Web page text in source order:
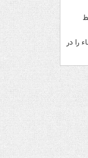
را در